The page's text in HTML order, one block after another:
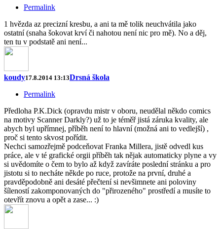
Permalink
1 hvězda az precizní kresbu, a ani ta mě tolik neuchvátila jako
ostatní (snaha šokovat krví či nahotou není nic pro mě). No a děj,
ten tu v podstatě ani není...
koudy17.8.2014 13:13Drsná škola
Permalink
Předloha P.K.Dick (opravdu mistr v oboru, neudělal někdo comics
na motivy Scanner Darkly?) už to je téměř jistá záruka kvality, ale
abych byl upřímnej, příběh není to hlavní (možná ani to vedlejší) ,
proč si tento skvost pořídit.
Nechci samozřejmě podceňovat Franka Millera, jistě odvedl kus
práce, ale v té grafické orgii příběh tak nějak automaticky plyne a vy
si uvědomíte o čem to bylo až když zavíráte poslední stránku a pro
jistotu si to necháte někde po ruce, protože na první, druhé a
pravděpodobně ani desáté přečtení si nevšimnete ani poloviny
šíleností zakomponovaných do "přirozeného" prostředí a musíte to
otevřít znovu a opět a zase... :)